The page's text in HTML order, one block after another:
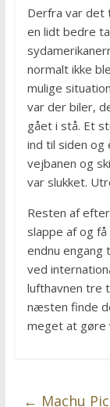
Derfra var det
en lidt bedre
normalt ikke
mulige
var der biler,
gået i stå. Et
ind til siden og
vejbanen og
var slukket.
Resten af
slappe af og
endnu engang
ved
lufthavnen tre
næsten finde
meget at gøre
← Machu